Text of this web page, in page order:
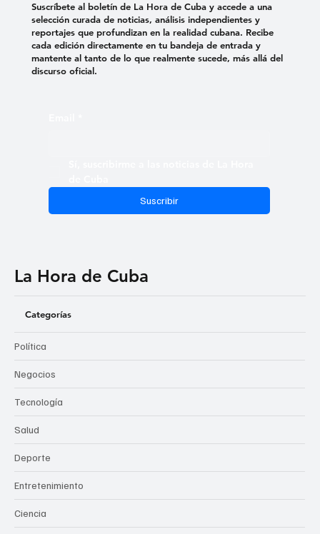
Suscribir
Suscríbete al boletín de La Hora de Cuba y accede a una
selección curada de noticias, análisis independientes y
reportajes que profundizan en la realidad cubana. Recibe
cada edición directamente en tu bandeja de entrada y
mantente al tanto de lo que realmente sucede, más allá del
discurso oficial.
La Hora de Cuba
Categorías
Política
Negocios
Tecnología
Salud
Deporte
Entretenimiento
Ciencia